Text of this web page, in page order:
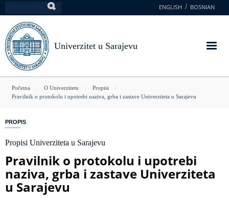
na
glavni
sadržaj
ENGLISH BOSNIAN
Univerzitet u Sarajevu
You
here
Početna O Univerzitetu
Propisi
Pravilnik o protokolu i upotrebi naziva, grba i zastave Univerziteta u Sarajevu
PROPIS
Propisi Univerziteta u Sarajevu
Pravilnik o protokolu i upotrebi
naziva, grba i zastave Univerziteta
u Sarajevu